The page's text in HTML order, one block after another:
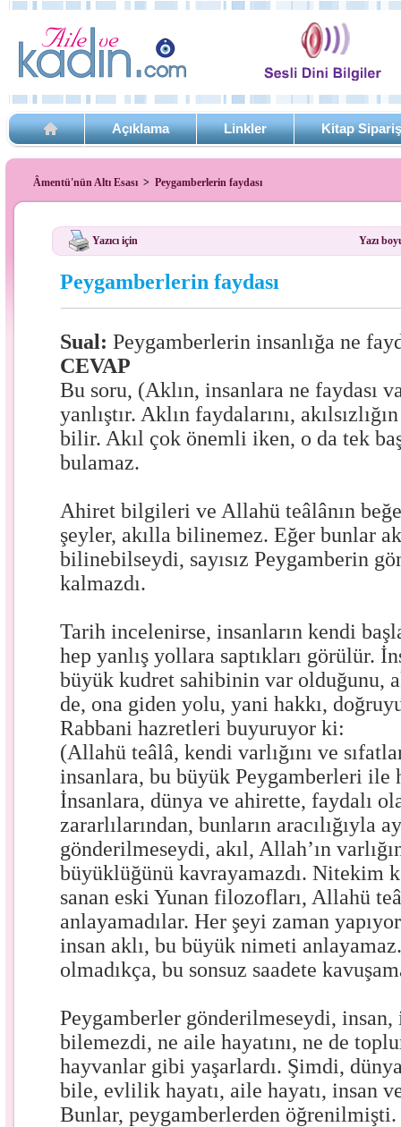
Açıklama Linkler Kitap
Âmentü'nün Altı Esası > Peygamberlerin faydası
Yazıcı için Yazı
Peygamberlerin faydası
Sual: Peygamberlerin insanlığa ne
CEVAP
Bu soru, (Aklın, insanlara ne faydası
yanlıştır. Aklın faydalarını,
bilir. Akıl çok önemli iken, o da tek
bulamaz.
Ahiret bilgileri ve Allahü teâlânın
şeyler, akılla bilinemez. Eğer bunlar
bilinebilseydi, sayısız Peygamberin
kalmazdı.
Tarih incelenirse, insanların kendi
hep yanlış yollara saptıkları görülür.
büyük kudret sahibinin var olduğunu,
de, ona giden yolu, yani hakkı,
Rabbani hazretleri buyuruyor ki:
(Allahü teâlâ, kendi varlığını ve
insanlara, bu büyük Peygamberleri ile
İnsanlara, dünya ve ahirette, faydalı
zararlılarından, bunların aracılığıyla
gönderilmeseydi, akıl, Allah’ın
büyüklüğünü kavrayamazdı. Nitekim
sanan eski Yunan filozofları, Allahü
anlayamadılar. Her şeyi zaman
insan aklı, bu büyük nimeti
olmadıkça, bu sonsuz saadete
Peygamberler gönderilmeseydi, insan,
bilemezdi, ne aile hayatını, ne de
hayvanlar gibi yaşarlardı. Şimdi,
bile, evlilik hayatı, aile hayatı, insan
Bunlar, peygamberlerden öğrenilmişti.